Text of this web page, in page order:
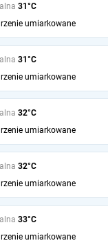
31°C
umiarkowane
31°C
umiarkowane
32°C
umiarkowane
32°C
umiarkowane
33°C
umiarkowane